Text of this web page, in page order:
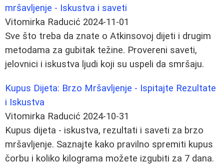
mršavljenje - Iskustva i saveti
Vitomirka Raducić 2024-11-01
Sve što treba da znate o Atkinsovoj dijeti i drugim
metodama za gubitak težine. Provereni saveti,
jelovnici i iskustva ljudi koji su uspeli da smršaju.
Kupus Dijeta: Brzo Mršavljenje - Ispitajte Rezultate
i Iskustva
Vitomirka Raducić 2024-10-31
Kupus dijeta - iskustva, rezultati i saveti za brzo
mršavljenje. Saznajte kako pravilno spremiti kupus
čorbu i koliko kilograma možete izgubiti za 7 dana.